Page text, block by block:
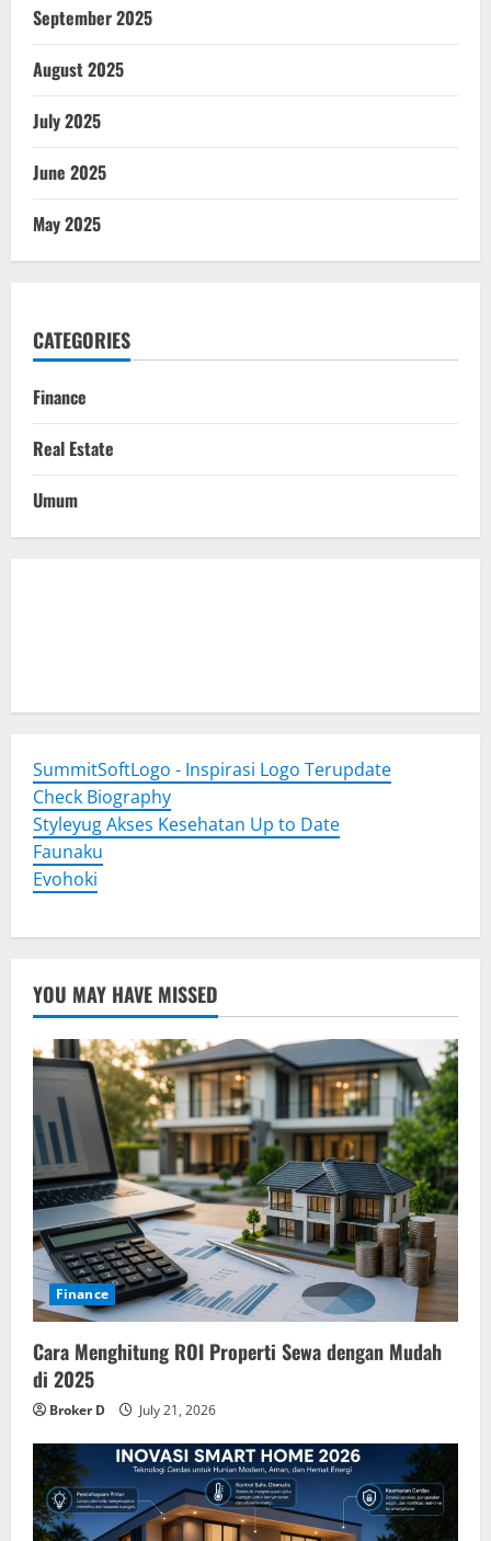
September 2025
August 2025
July 2025
June 2025
May 2025
CATEGORIES
Finance
Real Estate
Umum
SummitSoftLogo - Inspirasi Logo Terupdate
Check Biography
Styleyug Akses Kesehatan Up to Date
Faunaku
Evohoki
YOU MAY HAVE MISSED
Finance
Cara Menghitung ROI Properti Sewa dengan Mudah
di 2025
Broker D July 21, 2026